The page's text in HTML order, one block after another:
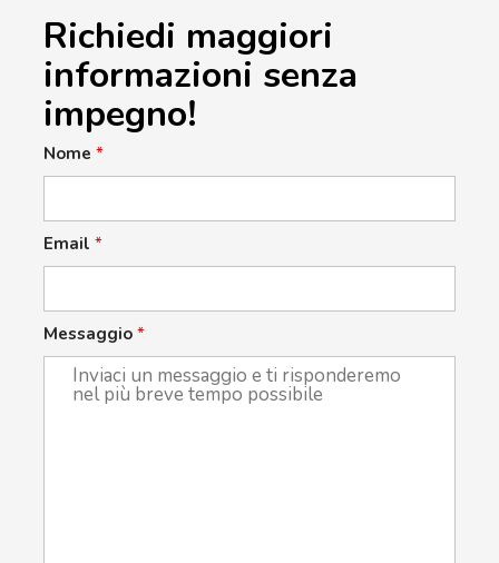
Richiedi maggiori
informazioni senza
impegno!
Nome *
Email *
Messaggio *